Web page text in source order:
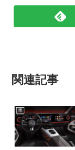
関連記事
車